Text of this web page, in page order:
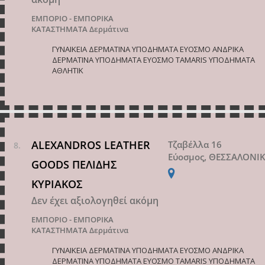
ΕΜΠΟΡΙΟ - ΕΜΠΟΡΙΚΑ
ΚΑΤΑΣΤΗΜΑΤΑΔερμάτινα
ΓΥΝΑΙΚΕΙΑ ΔΕΡΜΑΤΙΝΑ ΥΠΟΔΗΜΑΤΑ ΕΥΟΣΜΟ ΑΝΔΡΙΚΑ
ΔΕΡΜΑΤΙΝΑ ΥΠΟΔΗΜΑΤΑ ΕΥΟΣΜΟ TAMARIS ΥΠΟΔΗΜΑΤΑ
ΑΘΛΗΤΙΚ
ALEXANDROS LEATHER
GOODS ΠΕΛΙΔΗΣ
ΚΥΡΙΑΚΟΣ
Δεν έχει αξιολογηθεί ακόμη
ΕΜΠΟΡΙΟ - ΕΜΠΟΡΙΚΑ
ΚΑΤΑΣΤΗΜΑΤΑΔερμάτινα
Τζαβέλλα 16
Εύοσμος,
ΓΥΝΑΙΚΕΙΑ ΔΕΡΜΑΤΙΝΑ ΥΠΟΔΗΜΑΤΑ ΕΥΟΣΜΟ ΑΝΔΡΙΚΑ
ΔΕΡΜΑΤΙΝΑ ΥΠΟΔΗΜΑΤΑ ΕΥΟΣΜΟ TAMARIS ΥΠΟΔΗΜΑΤΑ